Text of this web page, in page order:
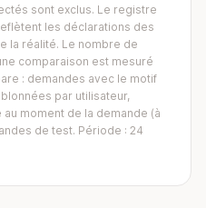
sont exclus. Le registre
les déclarations des
la réalité. Le nombre de
comparaison est mesuré
: demandes avec le motif
par utilisateur,
moment de la demande (à
de test. Période : 24